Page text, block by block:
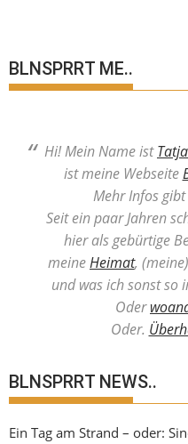
BLNSPRRT ME..
Hi! Mein Name ist
ist meine Webseite
Mehr Infos gibt
Seit ein paar Jahren
hier als gebürtige
meineHeimat, (meine)
und was ich sonst so
Oder
Oder.
BLNSPRRT NEWS..
Ein Tag am Strand – oder: